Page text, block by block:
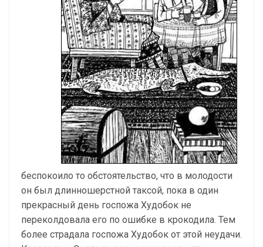
беспокоило то обстоятельство, что в молодости
он был длинношерстной таксой, пока в один
прекрасный день госпожа Худобок не
переколдовала его по ошибке в крокодила. Тем
более страдала госпожа Худобок от этой неудачи.